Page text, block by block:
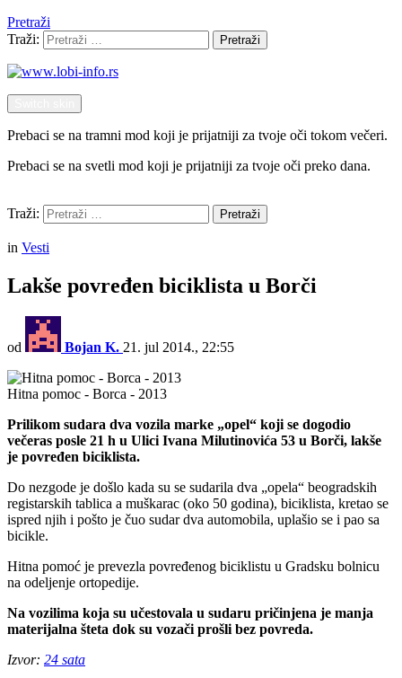
Pretraži
Traži:
Pretraži
Prebaci se na tramni mod koji je prijatniji za tvoje oči tokom večeri.
Prebaci se na svetli mod koji je prijatniji za tvoje oči preko dana.
Traži:
Pretraži
in Vesti
Lakše povređen biciklista u Borči
od Bojan K. 21. jul 2014., 22:55
Hitna pomoc - Borca - 2013
Prilikom sudara dva vozila marke „opel“ koji se dogodio
večeras posle 21 h u Ulici Ivana Milutinovića 53 u Borči, lakše
je povređen biciklista.
Do nezgode je došlo kada su se sudarila dva „opela“ beogradskih
registarskih tablica a muškarac (oko 50 godina), biciklista, kretao se
ispred njih i pošto je čuo sudar dva automobila, uplašio se i pao sa
bicikle.
Hitna pomoć je prevezla povređenog biciklistu u Gradsku bolnicu
na odeljenje ortopedije.
Na vozilima koja su učestovala u sudaru pričinjena je manja
materijalna šteta dok su vozači prošli bez povreda.
Izvor: 24 sata